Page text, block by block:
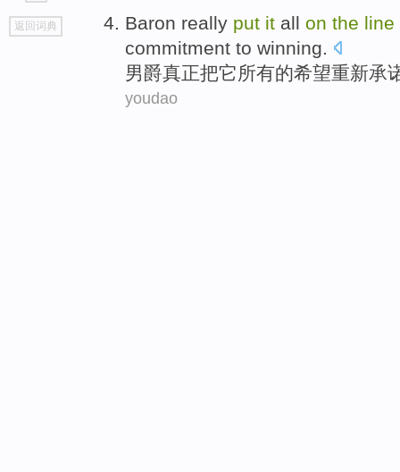
go
top
返回词典 Baron really put it all on the line
commitment to winning.
男爵真正把它所有的希望重新承
youdao